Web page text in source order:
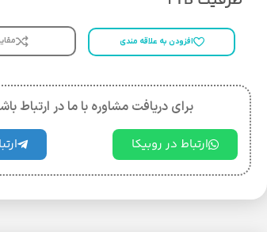
افزودن به علاقه مندی
برای دریافت مشاوره با ما در ارتباط
ارتباط در روبیکا